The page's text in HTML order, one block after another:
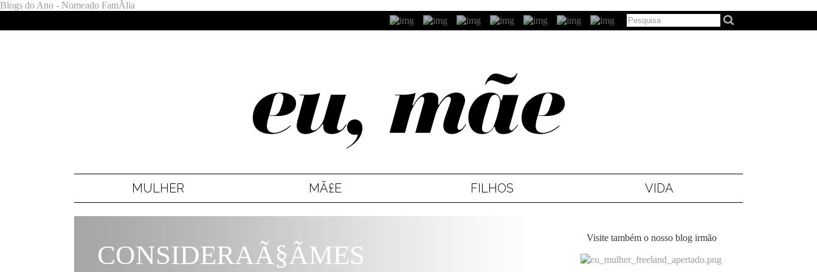
Blogs do Ano - Nomeado FamÃ­lia
MULHER MÃ£E FILHOS VIDA
CONSIDERAÃ§ÃΜES
Visite também o nosso blog irmão